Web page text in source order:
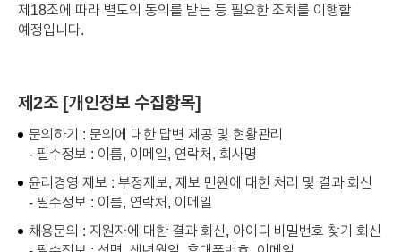
제18조에 따라 별도의 동의를 받는 등 필요한 조치를 이행할
예정입니다.
제2조 [개인정보 수집항목]
문의하기 : 문의에 대한 답변 제공 및 현황관리
- 필수정보 : 이름, 이메일, 연락처, 회사명
윤리경영 제보 : 부정제보, 제보 민원에 대한 처리 및 결과 회신
- 필수정보 : 이름, 연락처, 이메일
채용문의 : 지원자에 대한 결과 회신, 아이디 비밀번호 찾기 회신